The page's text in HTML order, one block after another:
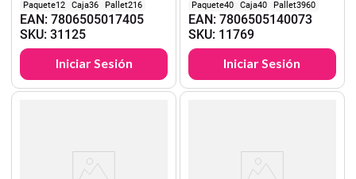
12
36 216
EAN:7806505017405
SKU:31125
Iniciar Sesión
40
40 3960
EAN: 7806505140073
SKU: 11769
Iniciar Sesión